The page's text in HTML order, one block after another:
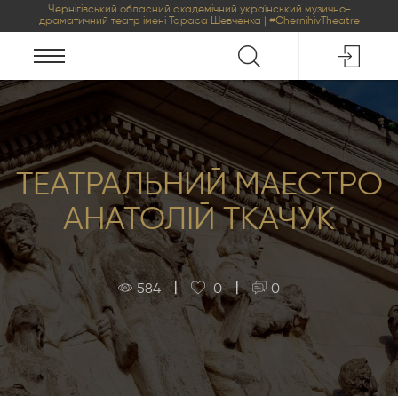
Чернігівський обласний академічний український музично-
драматичний театр імені Тараса Шевченка | #ChernihivTheatre
ТЕАТРАЛЬНИЙ МАЕСТРО
АНАТОЛІЙ ТКАЧУК
584 | 0 | 0